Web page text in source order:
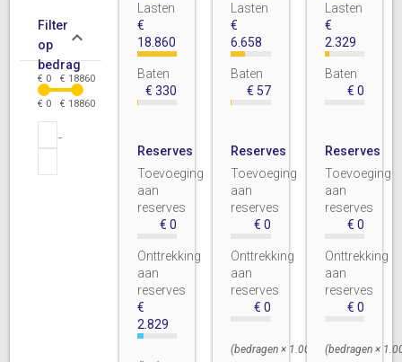
Filter
op
bedrag
€ 0
€ 0 € 18860
€ 18860
Lasten
€
18.860
Baten
€330
Reserves
Toevoeging
aan
reserves
€0
Onttrekking
aan
reserves
€
2.829
Lasten
€
6.658
Baten
€ 57
Reserves
Toevoeging
aan
reserves
€ 0
Onttrekking
aan
reserves
€ 0
(bedragen × 1.000)
Lasten
€
2.329
Baten
€0
Reserves
Toevoeging
aan
reserves
€0
Onttrekking
aan
reserves
€0
(bedragen ×